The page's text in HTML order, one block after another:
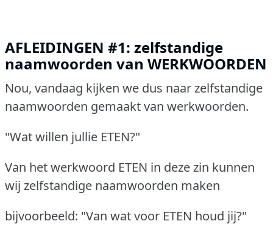
AFLEIDINGEN #1: zelfstandige
naamwoorden van WERKWOORDEN
Nou, vandaag kijken we dus naar zelfstandige
naamwoorden gemaakt van werkwoorden.
"Wat willen jullie ETEN?"
Van het werkwoord ETEN in deze zin kunnen
wij zelfstandige naamwoorden maken
bijvoorbeeld: "Van wat voor ETEN houd jij?"